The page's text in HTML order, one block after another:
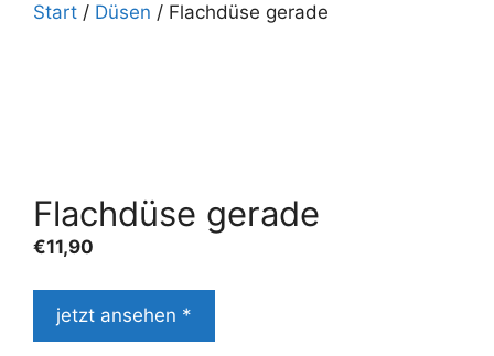
Start / Düsen / Flachdüse gerade
Flachdüse gerade
€11,90
jetzt ansehen *